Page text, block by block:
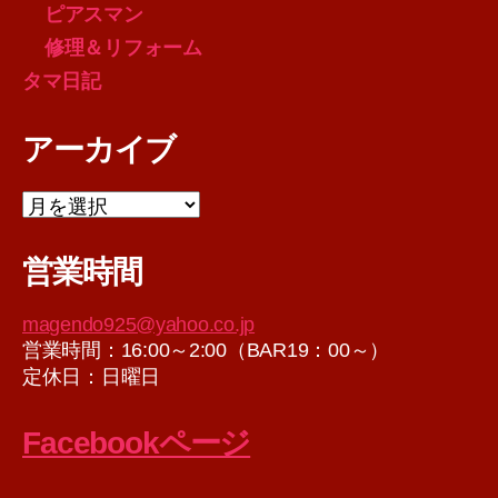
ピアスマン
修理＆リフォーム
タマ日記
アーカイブ
ア
ー
イ
営業時間
magendo925@yahoo.co.jp
営業時間：16:00～2:00（BAR19：00～）
定休日：日曜日
Facebookページ